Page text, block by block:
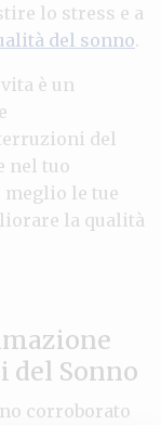
lo stress e a
del sonno.
è un
del
nel tuo
le tue
la qualità
del Sonno
corroborato